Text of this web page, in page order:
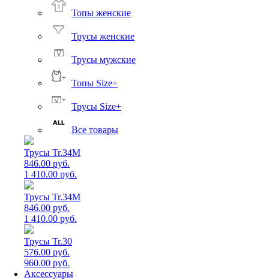
Топы женские
Трусы женские
Трусы мужские
Топы Size+
Трусы Size+
Все товары
Трусы Tr.34M
846.00 руб.
1 410.00 руб.
Трусы Tr.34M
846.00 руб.
1 410.00 руб.
Трусы Tr.30
576.00 руб.
960.00 руб.
Аксессуары